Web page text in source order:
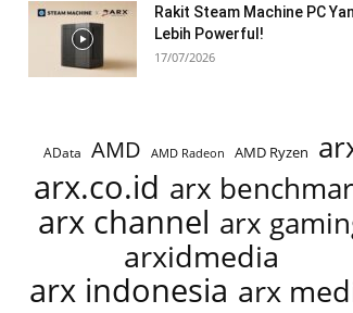
Rakit Steam Machine PC
Lebih Powerful!
17/07/2026
AData AMD AMD Radeon AMD Ryzen
arx.co.id arx
arx channel arx
arxidmedia
arx indonesia arx